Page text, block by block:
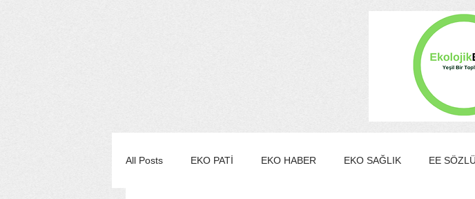
All Posts EKO PATİ EKO HABER EKO SAĞLIK EE